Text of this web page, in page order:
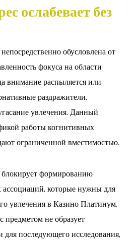
ослабевает без
обусловлена от
фокуса на области
внимание распыляется или
раздражители,
увлечения. Данный
работы когнитивных
ограниченной вместимостью.
формированию
которые нужны для
увлечения в Казино Платинум.
предметом не образует
последующего исследования,